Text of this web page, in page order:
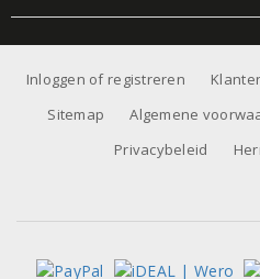
Inloggen of registreren
Sitemap
Algemene
Privacybeleid